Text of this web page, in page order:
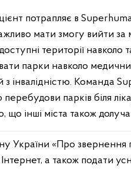
потрапляє в
мати змогу вийти за
території
парки навколо
інвалідністю. Команда
парків біля
що інші міста також
України «Про
а також подати